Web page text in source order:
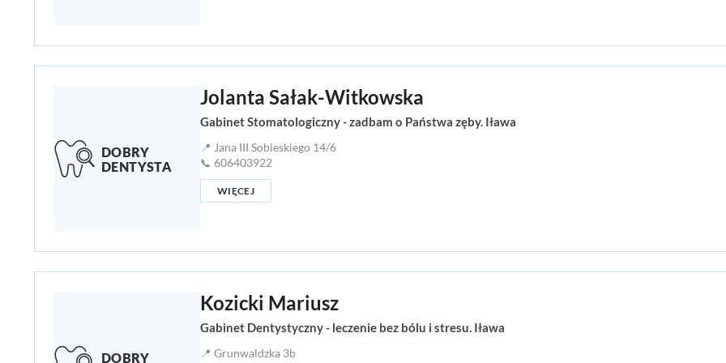
Jolanta Sałak-Witkowska
Gabinet Stomatologiczny - zadbam o Państwa zęby. Iława
📍 Jana III Sobieskiego 14/6
📞 606403922
WIĘCEJ
Kozicki Mariusz
Gabinet Dentystyczny - leczenie bez bólu i stresu. Iława
📍 Grunwaldzka 3b